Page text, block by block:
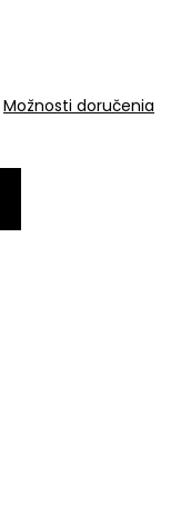
Možnosti doručenia